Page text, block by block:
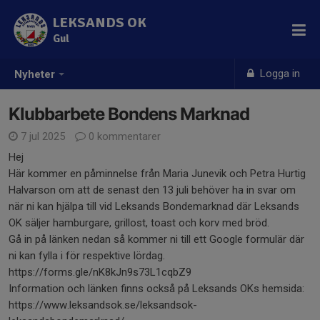
Nyheter Logga in
LEKSANDS OK
Gul
Klubbarbete Bondens Marknad
7 jul 2025
0 kommentarer
Hej
Här kommer en påminnelse från Maria Junevik och Petra Hurtig
Halvarson om att de senast den 13 juli behöver ha in svar om
när ni kan hjälpa till vid Leksands Bondemarknad där Leksands
OK säljer hamburgare, grillost, toast och korv med bröd.
Gå in på länken nedan så kommer ni till ett Google formulär där
ni kan fylla i för respektive lördag.
https://forms.gle/nK8kJn9s73L1cqbZ9
Information och länken finns också på Leksands OKs hemsida:
https://www.leksandsok.se/leksandsok-